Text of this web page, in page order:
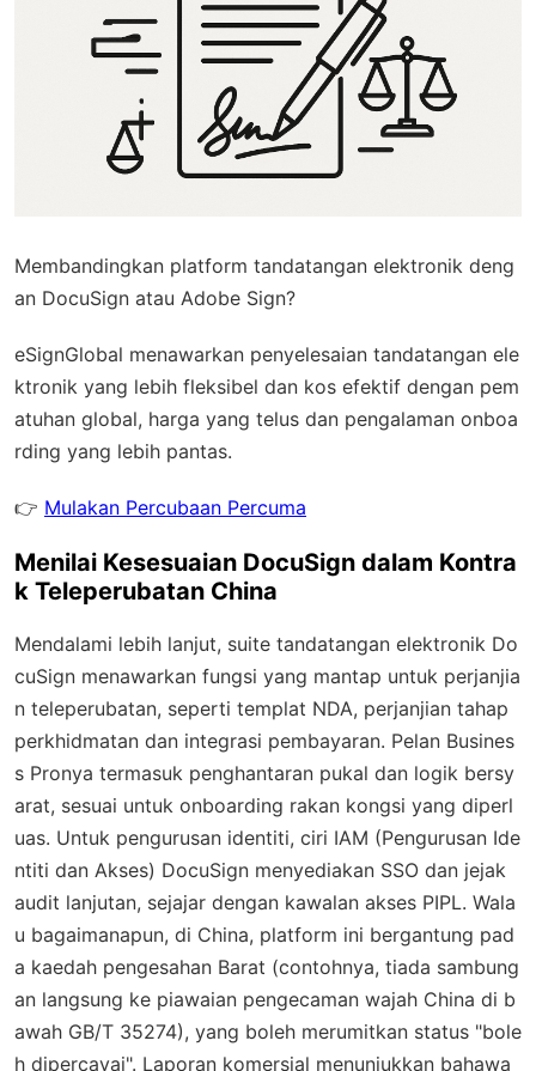
Membandingkan platform tandatangan elektronik deng
an DocuSign atau Adobe Sign?
eSignGlobal menawarkan penyelesaian tandatangan ele
ktronik yang lebih fleksibel dan kos efektif dengan pem
atuhan global, harga yang telus dan pengalaman onboa
rding yang lebih pantas.
👉 Mulakan Percubaan Percuma
Menilai Kesesuaian DocuSign dalam Kontra
k Teleperubatan China
Mendalami lebih lanjut, suite tandatangan elektronik Do
cuSign menawarkan fungsi yang mantap untuk perjanjia
n teleperubatan, seperti templat NDA, perjanjian tahap
perkhidmatan dan integrasi pembayaran. Pelan Busines
s Pronya termasuk penghantaran pukal dan logik bersy
arat, sesuai untuk onboarding rakan kongsi yang diperl
uas. Untuk pengurusan identiti, ciri IAM (Pengurusan Ide
ntiti dan Akses) DocuSign menyediakan SSO dan jejak
audit lanjutan, sejajar dengan kawalan akses PIPL. Wala
u bagaimanapun, di China, platform ini bergantung pad
a kaedah pengesahan Barat (contohnya, tiada sambung
an langsung ke piawaian pengecaman wajah China di b
awah GB/T 35274), yang boleh merumitkan status "bole
h dipercayai". Laporan komersial menunjukkan bahawa